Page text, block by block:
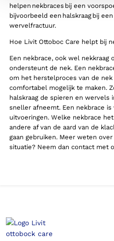
helpen nekbraces bij een
bijvoorbeeld een halskraag bij
wervelfractuur.
Hoe Livit Ottoboc Care helpt bij
Een nekbrace, ook wel nekkraag
ondersteunt de nek. Een
om het herstelproces van de
comfortabel mogelijk te maken.
halskraag de spieren en wervels
sneller afneemt. Een nekbrace
uitvoeringen. Welke nekbrace
andere af van de aard van de
gaan gebruiken. Meer weten
situatie? Neem dan contact met